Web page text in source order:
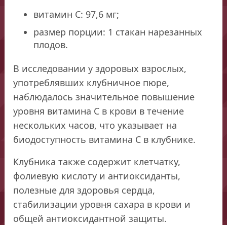
витамин С: 97,6 мг;
размер порции: 1 стакан нарезанных
плодов.
В исследовании у здоровых взрослых,
употреблявших клубничное пюре,
наблюдалось значительное повышение
уровня витамина С в крови в течение
нескольких часов, что указывает на
биодоступность витамина С в клубнике.
Клубника также содержит клетчатку,
фолиевую кислоту и антиоксиданты,
полезные для здоровья сердца,
стабилизации уровня сахара в крови и
общей антиоксидантной защиты.